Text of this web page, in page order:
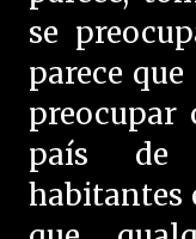
se
parece
preocupar
país de
habitantes